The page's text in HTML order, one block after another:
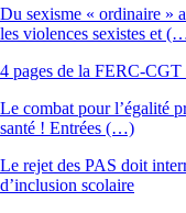
Du sexisme « ordinaire »
les violences sexistes et
4 pages de la FERC-CGT
Le combat pour l’égalité
santé ! Entrées (…)
Le rejet des PAS doit
d’inclusion scolaire